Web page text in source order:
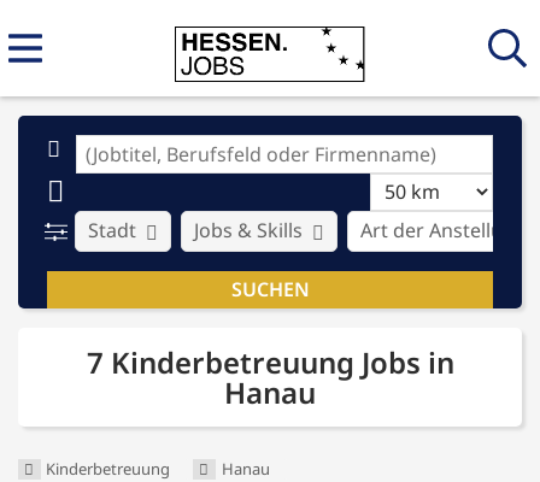
Stadt Art der Anstellung
Jobs & Skills
7 Kinderbetreuung Jobs in
Hanau
Kinderbetreuung Hanau